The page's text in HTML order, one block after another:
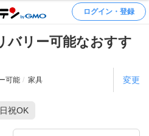
ログイン・登録
バリー可能なおすす
可能 家具 変更
日祝OK